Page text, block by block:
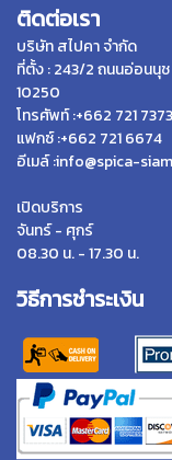
ติดต่อเรา
บริษัท สไปคา จำกัด
ที่ตั้ง : 243/2 ถนนอ่อนนุช
10250
โทรศัพท์ :+662 721 7373
แฟกซ์ :+662 721 6674
อีเมล์ :info@spica-
เปิดบริการ
จันทร์ - ศุกร์
08.30 น. - 17.30 น.
วิธีการชำระเงิน